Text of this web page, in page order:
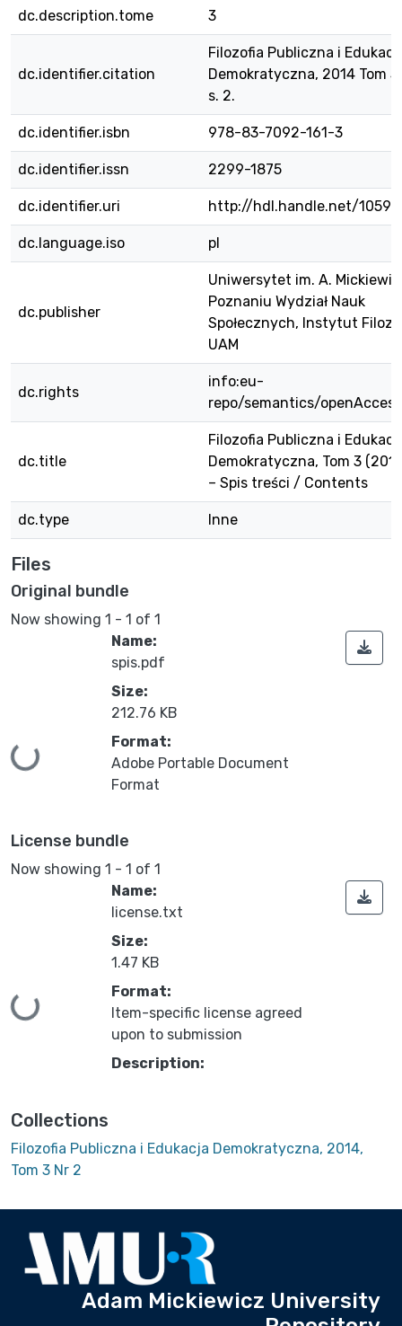
dc.description.tome 3
dc.identifier.citation
Filozofia Publiczna i
Demokratyczna, 2014 Tom
s. 2.
dc.identifier.isbn 978-83-7092-161-3
dc.identifier.issn 2299-1875
dc.identifier.uri http://hdl.handle.net/
dc.language.iso pl
dc.publisher
Uniwersytet im. A.
Poznaniu Wydział Nauk
Społecznych, Instytut
UAM
dc.rights
info:eu-
repo/semantics/openAccess
dc.title
Filozofia Publiczna i
Demokratyczna, Tom 3
– Spis treści / Contents
dc.type Inne
Files
Original bundle
Now showing 1 - 1 of 1
Loading...
Name:
spis.pdf
Size:
212.76 KB
Format:
Adobe Portable Document
Format
License bundle
Now showing 1 - 1 of 1
Loading...
Name:
license.txt
Size:
1.47 KB
Format:
Item-specific license agreed
upon to submission
Description:
Collections
Filozofia Publiczna i Edukacja Demokratyczna, 2014,
Tom 3 Nr 2
Adam Mickiewicz University